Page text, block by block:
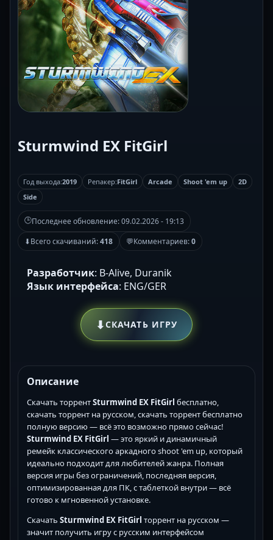
Sturmwind EX FitGirl
Год выхода:2019 Репакер:FitGirl Arcade Shoot 'em up
2D
Side
🕒Последнее обновление:09.02.2026 - 19:13
⬇Всего скачиваний:418 💬Комментариев:0
Разработчик: B-Alive, Duranik
Язык интерфейса: ENG/GER
⬇СКАЧАТЬ ИГРУ
Описание
Скачать торрентSturmwind EX FitGirl бесплатно,
скачать торрент на русском, скачать торрент бесплатно
полную версию — всё это возможно прямо сейчас!
Sturmwind EX FitGirl — это яркий и динамичный
ремейк классического аркадного shoot 'em up, который
идеально подходит для любителей жанра. Полная
версия игры без ограничений, последняя версия,
оптимизированная для ПК, с таблеткой внутри — всё
готово к мгновенной установке.
Скачать Sturmwind EX FitGirl торрент на русском —
значит получить игру с русским интерфейсом